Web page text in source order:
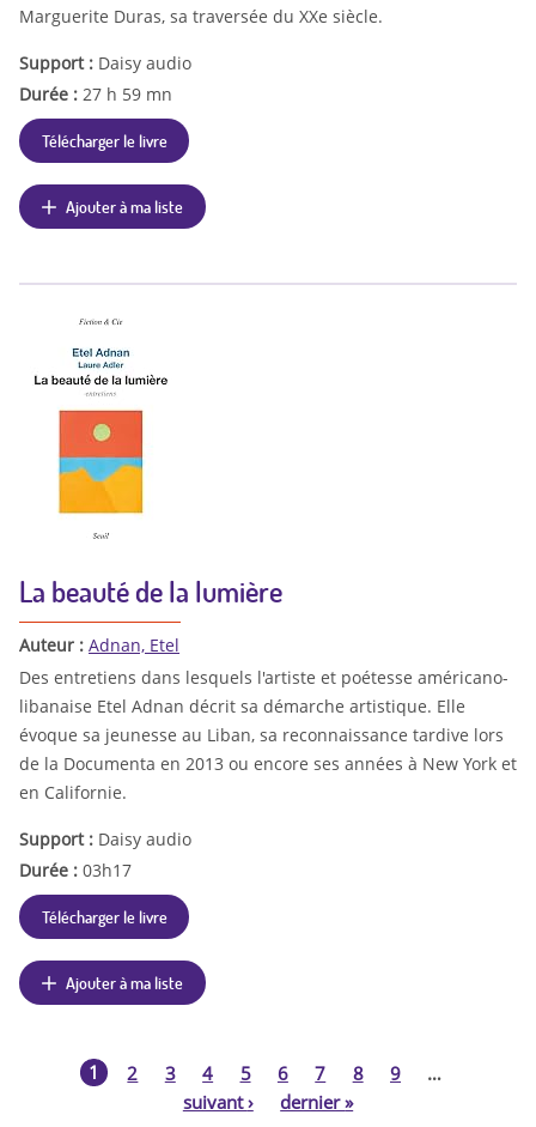
Marguerite Duras, sa traversée du XXe siècle.
Support : Daisy audio
Durée : 27 h 59 mn
Télécharger le livre
Ajouter à ma liste
La beauté de la lumière
Auteur : Adnan, Etel
Des entretiens dans lesquels l'artiste et poétesse américano-
libanaise Etel Adnan décrit sa démarche artistique. Elle
évoque sa jeunesse au Liban, sa reconnaissance tardive lors
de la Documenta en 2013 ou encore ses années à New York et
en Californie.
Support : Daisy audio
Durée : 03h17
Télécharger le livre
Ajouter à ma liste
1 2 3 4 5 6 7 8 9
…
suivant› dernier»